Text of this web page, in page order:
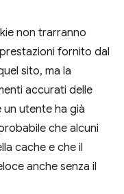
non trarranno
fornito dal
sito, ma la
accurati delle
utente ha già
che alcuni
cache e che il
anche senza il